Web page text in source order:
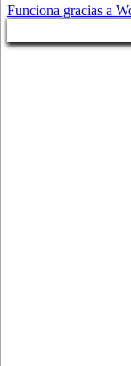
Funciona gracias a